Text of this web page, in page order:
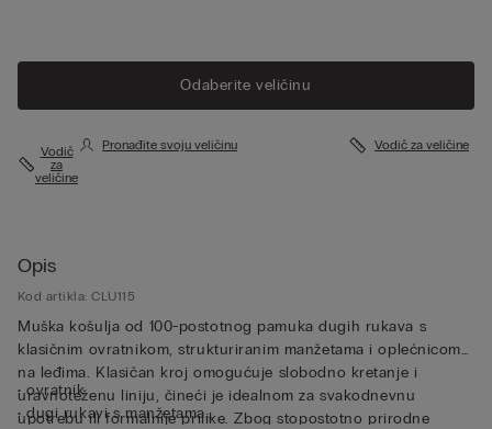
Odaberite veličinu
Vodič
za
veličine
Pronađite svoju veličinu Vodič za veličine
Opis
Kod artikla: CLU115
Muška košulja od 100-postotnog pamuka dugih rukava s
klasičnim ovratnikom, strukturiranim manžetama i oplećnicom
na leđima. Klasičan kroj omogućuje slobodno kretanje i
uravnoteženu liniju, čineći je idealnom za svakodnevnu
upotrebu ili formalnije prilike. Zbog stopostotno prirodne
• ovratnik
• dugi rukavi s manžetama